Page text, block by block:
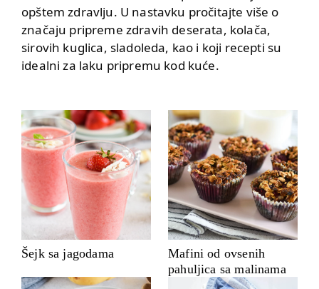
opštem zdravlju. U nastavku pročitajte više o
značaju pripreme zdravih deserata, kolača,
sirovih kuglica, sladoleda, kao i koji recepti su
idealni za laku pripremu kod kuće.
Šejk sa jagodama
Mafini od ovsenih
pahuljica sa malinama